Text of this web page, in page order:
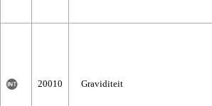
20010 Graviditeit